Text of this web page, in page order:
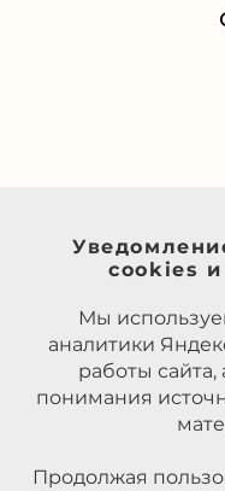
cookies
Мы
аналитики
работы
понимания
Продолжая